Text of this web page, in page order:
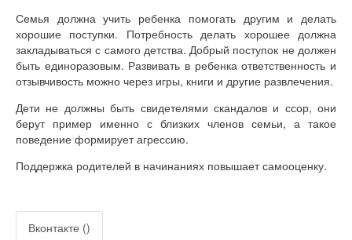
Семья должна учить ребенка помогать другим и делать
хорошие поступки. Потребность делать хорошее должна
закладываться с самого детства. Добрый поступок не должен
быть единоразовым. Развивать в ребенка ответственность и
отзывчивость можно через игры, книги и другие развлечения.
Дети не должны быть свидетелями скандалов и ссор, они
берут пример именно с близких членов семьи, а такое
поведение формирует агрессию.
Поддержка родителей в начинаниях повышает самооценку.
Вконтакте ()